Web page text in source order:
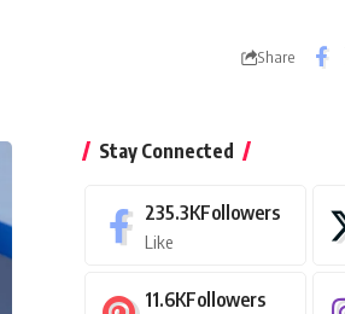
Share
Stay Connected
235.3KFollowers
Like
11.6KFollowers